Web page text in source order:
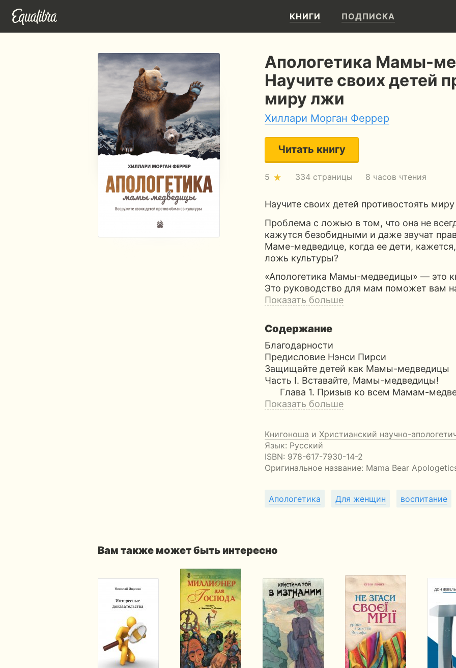
КНИГИ ПОДПИСКА
Апологетика Мамы-
Научите своих детей
миру лжи
Хиллари Морган Феррер
Читать книгу
5 334 страницы 8 часов чтения
Научите своих детей противостоять
Проблема с ложью в том, что она не
кажутся безобидными и даже звучат
Маме-медведице, когда ее дети,
ложь культуры?
«Апологетика Мамы-медведицы» — это
Это руководство для мам поможет вам
Показать больше
Содержание
Благодарности
Предисловие Нэнси Пирси
Защищайте детей как Мамы-медведицы
Часть I. Вставайте, Мамы-медведицы!
Глава 1. Призыв ко всем Мамам-
Показать больше
Книгоноша и Христианский научно-
Язык: Русский
ISBN: 978-617-7930-14-2
Оригинальное название: Mama Bear
Апологетика Для женщин воспитание
Вам также может быть интересно